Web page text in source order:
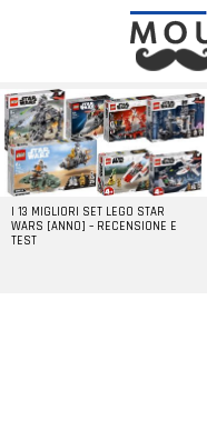
LATEST
STORIES
I 13 MIGLIORI SET LEGO STAR
WARS [ANNO] – RECENSIONE E
TEST